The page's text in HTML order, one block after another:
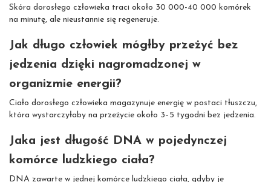
Skóra dorosłego człowieka traci około 30 000-40 000 komórek
na minutę, ale nieustannie się regeneruje.
Jak długo człowiek mógłby przeżyć bez
jedzenia dzięki nagromadzonej w
organizmie energii?
Ciało dorosłego człowieka magazynuje energię w postaci tłuszczu,
która wystarczyłaby na przeżycie około 3–5 tygodni bez jedzenia.
Jaka jest długość DNA w pojedynczej
komórce ludzkiego ciała?
DNA zawarte w jednej komórce ludzkiego ciała, gdyby je